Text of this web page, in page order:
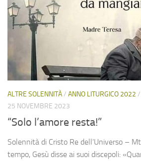
ALTRE SOLENNITÀ/ ANNO LITURGICO 2022 /
25 NOVEMBRE 2023
“Solo l’amore resta!”
Solennità di Cristo Re dell’Universo –
tempo, Gesù disse ai suoi discepoli: